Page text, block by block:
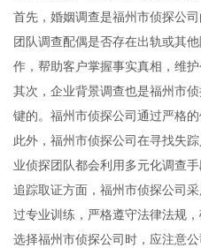
首先，婚姻调查是福州市侦探公
团队调查配偶是否存在出轨或其
作，帮助客户掌握事实真相，维护
其次，企业背景调查也是福州市
键的。福州市侦探公司通过严格
此外，福州市侦探公司在寻找失
业侦探团队都会利用多元化调查
追踪取证方面，福州市侦探公司
过专业训练，严格遵守法律法规
选择福州市侦探公司时，应注意